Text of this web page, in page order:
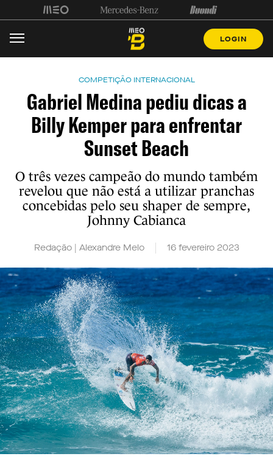
LOGIN
COMPETIÇÃO INTERNACIONAL
Gabriel Medina pediu dicas a
Billy Kemper para enfrentar
Sunset Beach
O três vezes campeão do mundo também
revelou que não está a utilizar pranchas
concebidas pelo seu shaper de sempre,
Johnny Cabianca
Redação | Alexandre Melo 16 fevereiro 2023